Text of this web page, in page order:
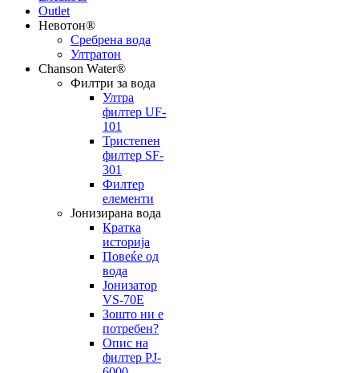
Outlet
Невотон®
Сребрена вода
Ултратон
Chanson Water®
Филтри за вода
Ултра
филтер UF-
101
Тристепен
филтер SF-
301
Филтер
елементи
Јонизирана вода
Кратка
историја
Повеќе од
вода
Јонизатор
VS-70E
Зошто ни е
потребен?
Опис на
филтер PJ-